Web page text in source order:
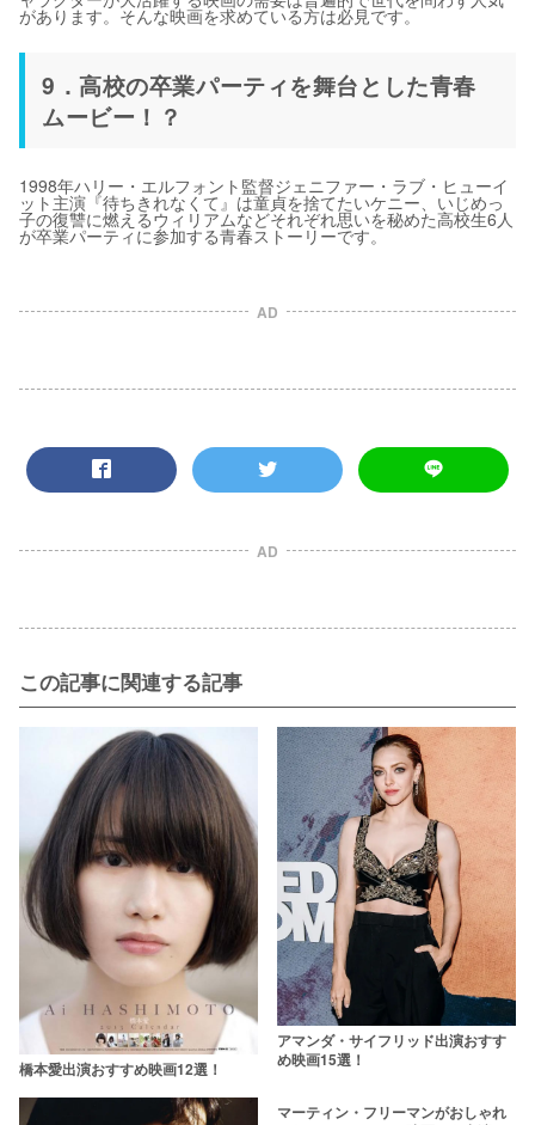
があります。そんな映画を求めている方は必見です。
9．高校の卒業パーティを舞台とした青春
ムービー！？
1998年ハリー・エルフォント監督ジェニファー・ラブ・ヒューイ
ット主演『待ちきれなくて』は童貞を捨てたいケニー、いじめっ
子の復讐に燃えるウィリアムなどそれぞれ思いを秘めた高校生6人
が卒業パーティに参加する青春ストーリーです。
AD
AD
この記事に関連する記事
橋本愛出演おすすめ映画12選！
アマンダ・サイフリッド出演おすす
め映画15選！
マーティン・フリーマンがおしゃれ